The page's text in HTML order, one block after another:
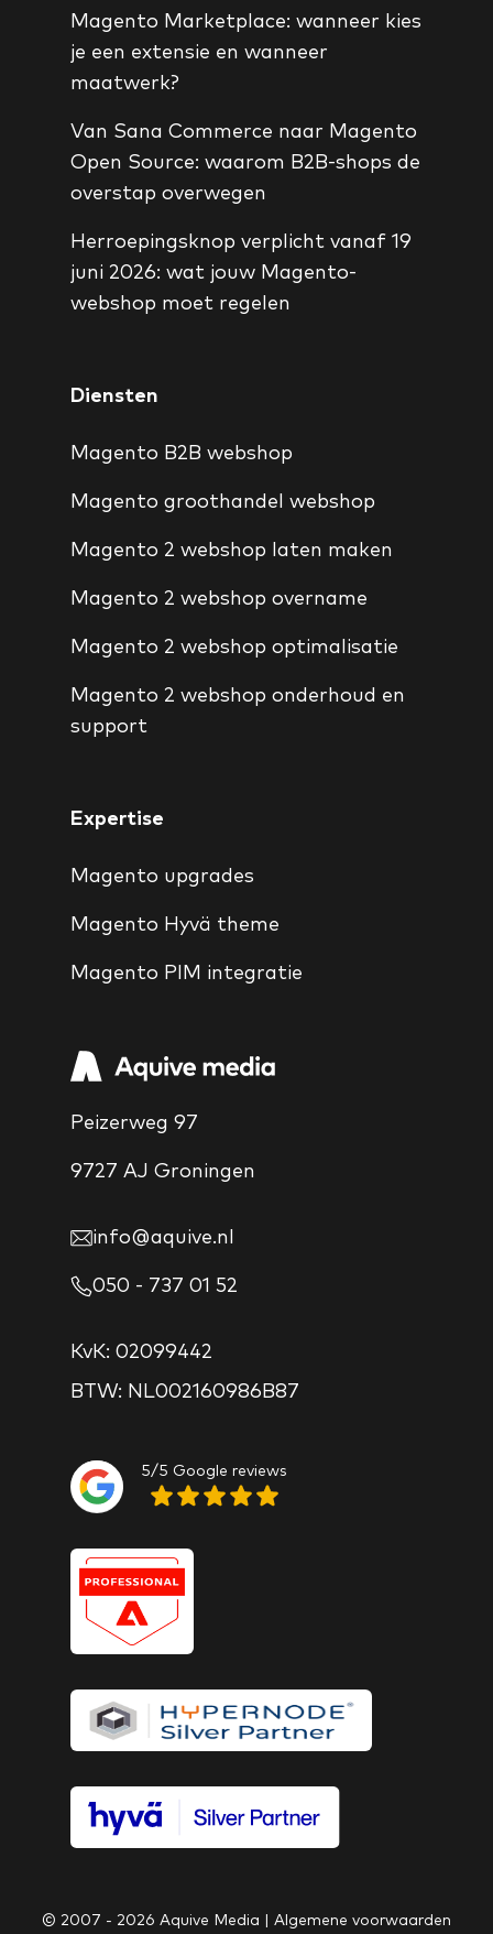
Magento Marketplace: wanneer kies
je een extensie en wanneer
maatwerk?
Van Sana Commerce naar Magento
Open Source: waarom B2B-shops de
overstap overwegen
Herroepingsknop verplicht vanaf 19
juni 2026: wat jouw Magento-
webshop moet regelen
Diensten
Magento B2B webshop
Magento groothandel webshop
Magento 2 webshop laten maken
Magento 2 webshop overname
Magento 2 webshop optimalisatie
Magento 2 webshop onderhoud en
support
Expertise
Magento upgrades
Magento Hyvä theme
Magento PIM integratie
Peizerweg 97
9727 AJ Groningen
info@aquive.nl
050 - 737 01 52
KvK: 02099442
BTW: NL002160986B87
5/5 Google reviews
© 2007 - 2026 Aquive Media | Algemene voorwaarden